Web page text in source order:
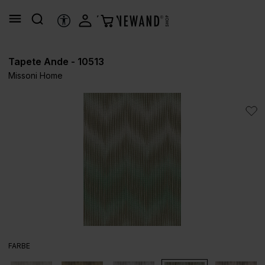
springen
HILFSTOOLS
Tapete Ande - 10513
Missoni Home
FARBE